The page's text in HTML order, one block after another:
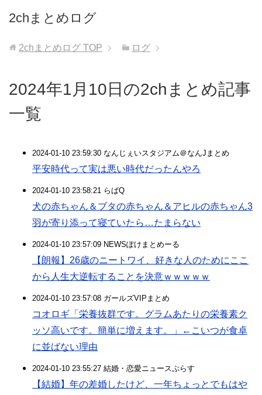
2chまとめログ
2chまとめログ TOP ログ
2024年1月10日の2chまとめ記事
一覧
2024-01-10 23:59:30 なんじぇいスタジアム＠なんJまとめ
平安時代って実は悪い時代だったんやろ
2024-01-10 23:58:21 らばQ
犬の赤ちゃん＆ブタの赤ちゃん＆アヒルの赤ちゃん3
羽が寄り添って寝ていたら…たまらない
2024-01-10 23:57:09 NEWSぽけまとめーる
【朗報】26歳のニートワイ、好きな人のためにここ
から人生大逆転することを決意ｗｗｗｗｗ
2024-01-10 23:57:08 ガールズVIPまとめ
コオロギ「栄養抜群です。グラムあたりの栄養素ク
ッソ高いです。簡単に増えます。」←こいつが食卓
に並ばない理由
2024-01-10 23:55:27 結婚・恋愛ニュースぷらす
【結婚】年の差婚したけど、一年ちょっとでもはや